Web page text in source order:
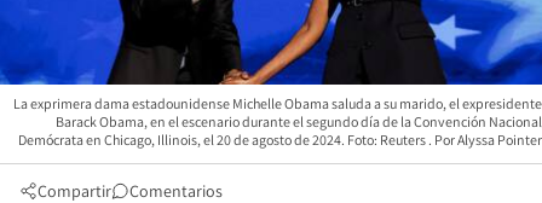
La exprimera dama estadounidense Michelle Obama saluda a su marido, el expresidente
Barack Obama, en el escenario durante el segundo día de la Convención Nacional
Demócrata en Chicago, Illinois, el 20 de agosto de 2024. Foto: Reuters
Alyssa Pointer
Compartir Comentarios